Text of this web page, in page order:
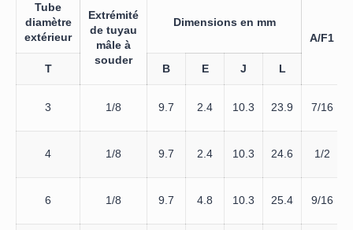
Tube
diamètre
extérieur
Extrémité
de tuyau
mâle à
souder
Dimensions en mm
A/F1
T B E J L
3 1/8 9.7 2.4 10.3 23.9 7/16
4 1/8 9.7 2.4 10.3 24.6 1/2
6 1/8 9.7 4.8 10.3 25.4 9/16